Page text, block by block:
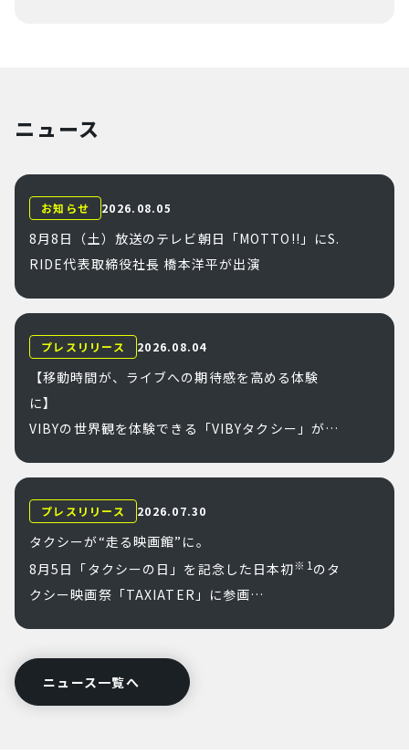
ニュース
お知らせ 2026.08.05
8月8日（土）放送のテレビ朝日「MOTTO!!」にS.
RIDE代表取締役社長 橋本洋平が出演
プレスリリース 2026.08.04
【移動時間が、ライブへの期待感を高める体験
に】
VIBYの世界観を体験できる「VIBYタクシー」が8
～ まるでVIBYメンバーと一緒に移動？！1台限定
の没入型タクシーなどファンの心をくすぐる特別
な移動空間を提供 ～
プレスリリース 2026.07.30
タクシーが“走る映画館”に。
8月5日「タクシーの日」を記念した日本初※1 のタ
クシー映画祭「TAXIATER」に参画
ニュース一覧へ